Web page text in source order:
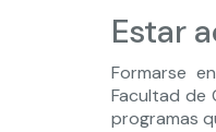
Estar
Formarse
Facultad de
programas